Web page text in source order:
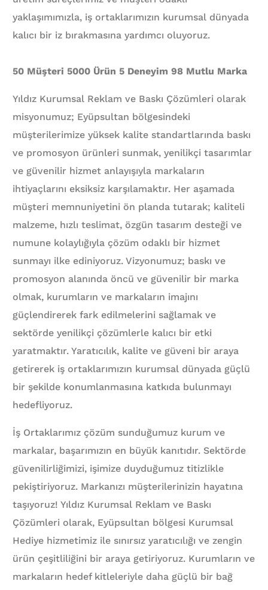
yaklaşımımızla, iş ortaklarımızın kurumsal dünyada
kalıcı bir iz bırakmasına yardımcı oluyoruz.
50 Müşteri 5000 Ürün 5 Deneyim 98 Mutlu Marka
Yıldız Kurumsal Reklam ve Baskı Çözümleri olarak
misyonumuz; Eyüpsultan bölgesindeki
müşterilerimize yüksek kalite standartlarında baskı
ve promosyon ürünleri sunmak, yenilikçi tasarımlar
ve güvenilir hizmet anlayışıyla markaların
ihtiyaçlarını eksiksiz karşılamaktır. Her aşamada
müşteri memnuniyetini ön planda tutarak; kaliteli
malzeme, hızlı teslimat, özgün tasarım desteği ve
numune kolaylığıyla çözüm odaklı bir hizmet
sunmayı ilke ediniyoruz. Vizyonumuz; baskı ve
promosyon alanında öncü ve güvenilir bir marka
olmak, kurumların ve markaların imajını
güçlendirerek fark edilmelerini sağlamak ve
sektörde yenilikçi çözümlerle kalıcı bir etki
yaratmaktır. Yaratıcılık, kalite ve güveni bir araya
getirerek iş ortaklarımızın kurumsal dünyada güçlü
bir şekilde konumlanmasına katkıda bulunmayı
hedefliyoruz.
İş Ortaklarımız çözüm sunduğumuz kurum ve
markalar, başarımızın en büyük kanıtıdır. Sektörde
güvenilirliğimizi, işimize duyduğumuz titizlikle
pekiştiriyoruz. Markanızı müşterilerinizin hayatına
taşıyoruz! Yıldız Kurumsal Reklam ve Baskı
Çözümleri olarak, Eyüpsultan bölgesi Kurumsal
Hediye hizmetimiz ile sınırsız yaratıcılığı ve zengin
ürün çeşitliliğini bir araya getiriyoruz. Kurumların ve
markaların hedef kitleleriyle daha güçlü bir bağ